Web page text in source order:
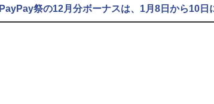
PayPay祭の12月分ボーナスは、1月8日から10日